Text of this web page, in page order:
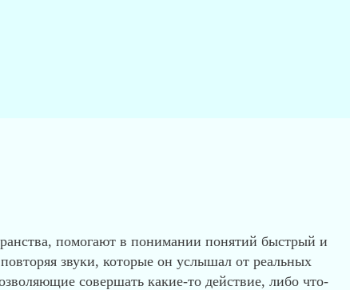
помогают в понимании понятий быстрый и
звуки, которые он услышал от реальных
совершать какие-то действие, либо что-